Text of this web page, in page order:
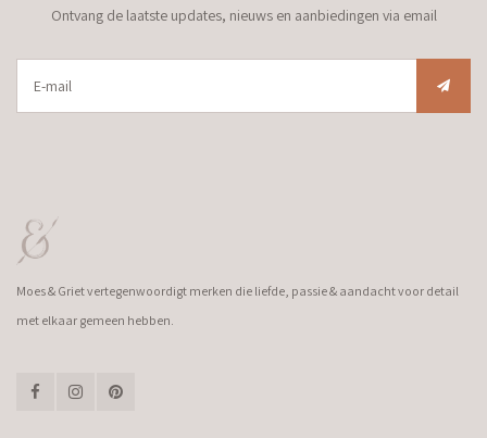
Ontvang de laatste updates, nieuws en aanbiedingen via email
Moes & Griet vertegenwoordigt merken die liefde, passie & aandacht voor detail
met elkaar gemeen hebben.